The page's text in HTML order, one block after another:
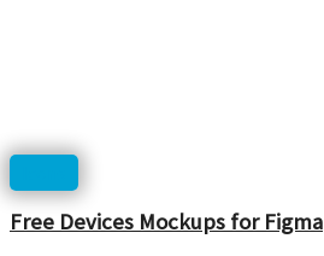
Free Devices Mockups for Figma